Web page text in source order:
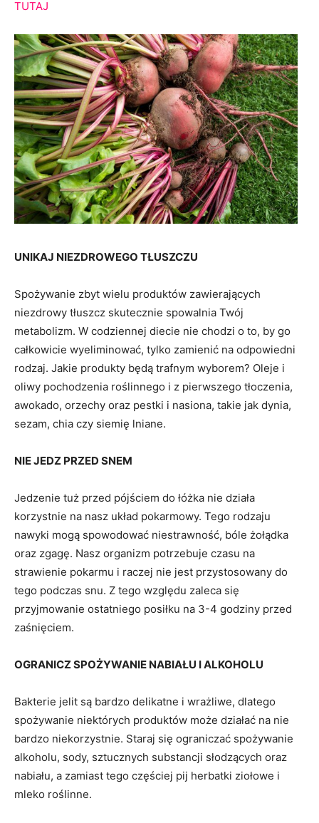
TUTAJ
UNIKAJ NIEZDROWEGO TŁUSZCZU
Spożywanie zbyt wielu produktów zawierających
niezdrowy tłuszcz skutecznie spowalnia Twój
metabolizm. W codziennej diecie nie chodzi o to, by go
całkowicie wyeliminować, tylko zamienić na odpowiedni
rodzaj. Jakie produkty będą trafnym wyborem? Oleje i
oliwy pochodzenia roślinnego i z pierwszego tłoczenia,
awokado, orzechy oraz pestki i nasiona, takie jak dynia,
sezam, chia czy siemię lniane.
NIE JEDZ PRZED SNEM
Jedzenie tuż przed pójściem do łóżka nie działa
korzystnie na nasz układ pokarmowy. Tego rodzaju
nawyki mogą spowodować niestrawność, bóle żołądka
oraz zgagę. Nasz organizm potrzebuje czasu na
strawienie pokarmu i raczej nie jest przystosowany do
tego podczas snu. Z tego względu zaleca się
przyjmowanie ostatniego posiłku na 3-4 godziny przed
zaśnięciem.
OGRANICZ SPOŻYWANIE NABIAŁU I ALKOHOLU
Bakterie jelit są bardzo delikatne i wrażliwe, dlatego
spożywanie niektórych produktów może działać na nie
bardzo niekorzystnie. Staraj się ograniczać spożywanie
alkoholu, sody, sztucznych substancji słodzących oraz
nabiału, a zamiast tego częściej pij herbatki ziołowe i
mleko roślinne.